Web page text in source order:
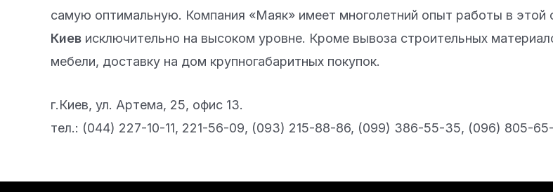
самую оптимальную. Компания «Маяк» имеет многолетний опыт работы в этой
Киев исключительно на высоком уровне. Кроме вывоза строительных
мебели, доставку на дом крупногабаритных покупок.
г.Киев, ул. Артема, 25, офис 13.
тел.: (044) 227-10-11, 221-56-09, (093) 215-88-86, (099) 386-55-35, (096) 805-